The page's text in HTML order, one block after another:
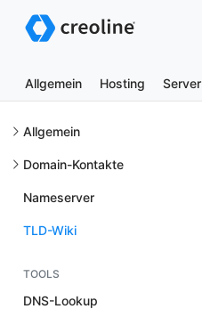
Allgemein Hosting Server
Allgemein
Domain-Kontakte
Nameserver
TLD-Wiki
TOOLS
DNS-Lookup